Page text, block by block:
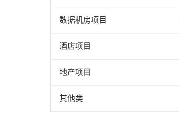
数据机房项目
酒店项目
地产项目
其他类